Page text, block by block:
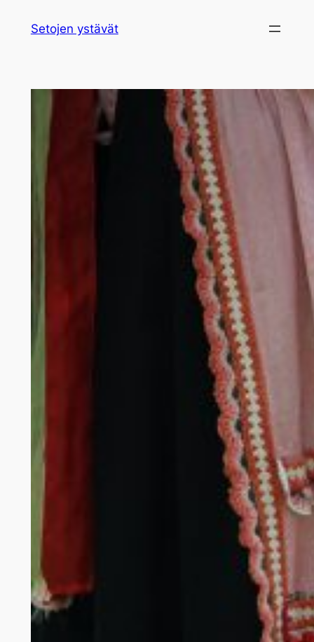
sisältöön
Setojen ystävät